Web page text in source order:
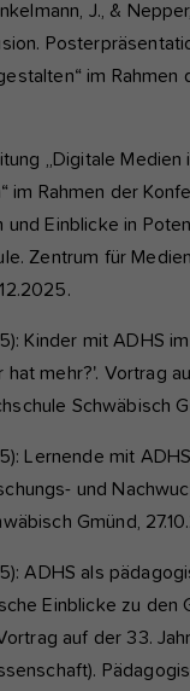
J., &
im
„Digitale
im Rahmen der
Einblicke in
Zentrum für
Kinder mit ADHS
hat mehr?'. Vortrag
Schwäbisch
Lernende mit
und
Gmünd,
ADHS als
Einblicke zu
auf der 33.